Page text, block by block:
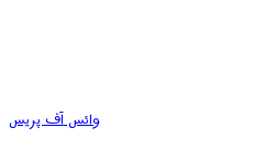
وائس آف پریس